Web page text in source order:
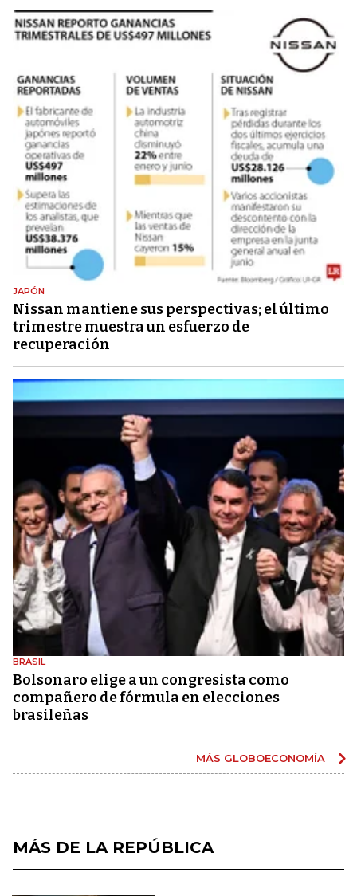
JAPÓN
Nissan mantiene sus perspectivas; el último
trimestre muestra un esfuerzo de
recuperación
BRASIL
Bolsonaro elige a un congresista como
compañero de fórmula en elecciones
brasileñas
MÁS GLOBOECONOMÍA
MÁS DE LA REPÚBLICA